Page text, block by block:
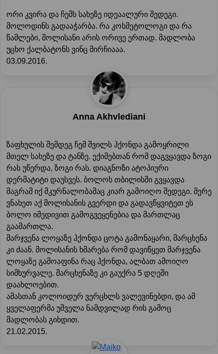
ორი კვირა და ჩემს სახეზე იდეაალური შედეგი.
მოლოდინს გადააჭარბა. რა კოსმეტოლოგი და რა
წამლები, მოლისანი არის ორივე ერთად. მადლობა
უცხო ქალბატონს ვინც მირჩიააა.
03.09.2016.
Anna Akhvlediani
ზაფხულის შემდეგ ჩემ შვილს ჰქონდა გამოყრილი
მთელ სახეზე და ტანზე. ექიმებთან რომ დაგვყავდა ზოგი
რას უწერდა, ზოგი რას. დიაგნოზი ატოპიური
დერმატიტი დაუსვეს. ბოლოს თბილისში გვყავდა
მაგრამ იქ მკურნალობამაც კიარ გამოიღო შედეგი. მერე
ვნახეთ აქ მოლისანის გვერდი და გადავწყვიტეთ ეს
ბოლო იმედივით გამოგვეყენებია და მართლაც
გაამართლა.
მარჯვენა ლოყაზე ჰქონდა ცოტა გამონაყარი, მარცხენა
კი ძაან. მოლისანის ხმარება რომ დავიწყეთ მარჯვენა
ლოყაზე გამოაფინა რაც ჰქონდა, ალბათ ამოიღო
სიმხურვალე. მარცხენაზე კი გაუქრა 5 დღეში
დაახლოებით.
ამასთან კოლოიდურ ვერცხლს ვალევინებდი, და ამ
ყველაფერმა უშველა ნამდვილად რის გამოც
მადლობას გიხდით.
21.02.2015.